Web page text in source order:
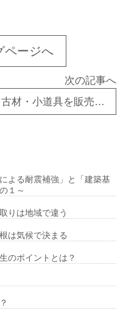
ページへ
次の記事へ
古材・小道具を販売するリサイクルショップ視察報告 ～in長野～
よる耐震補強」と「建築基
１～
りは地域で違う
は気候で決まる
のポイントとは？